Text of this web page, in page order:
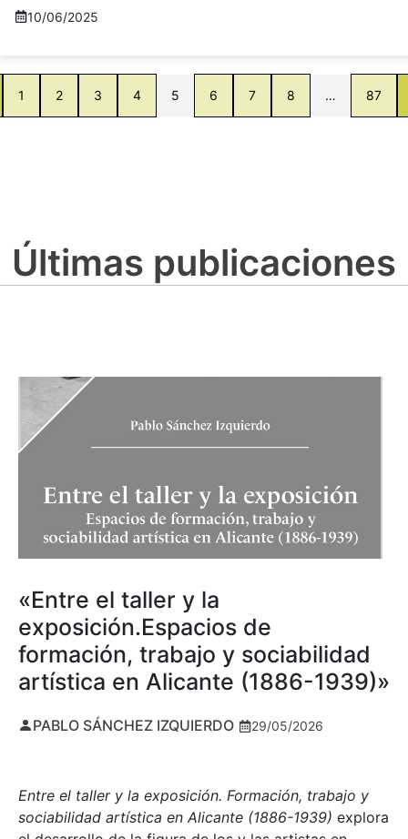
10/06/2025
1 2 3 4 5 6 7 8 … 87
Últimas publicaciones
«Entre el taller y la
exposición.Espacios de
formación, trabajo y sociabilidad
artística en Alicante (1886-1939)»
PABLO SÁNCHEZ IZQUIERDO 29/05/2026
Entre el taller y la exposición. Formación, trabajo y
sociabilidad artística en Alicante (1886-1939) explora